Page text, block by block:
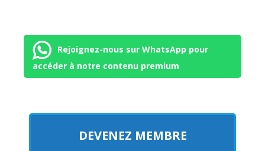
Rejoignez-nous sur WhatsApp pour
accéder à notre contenu premium
DEVENEZ MEMBRE